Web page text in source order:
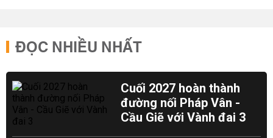
ĐỌC NHIỀU NHẤT
Cuối 2027 hoàn thành
đường nối Pháp Vân -
Cầu Giẽ với Vành đai 3